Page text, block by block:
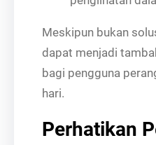
Meskipun bukan
dapat menjadi
bagi pengguna
hari.
Perhatikan